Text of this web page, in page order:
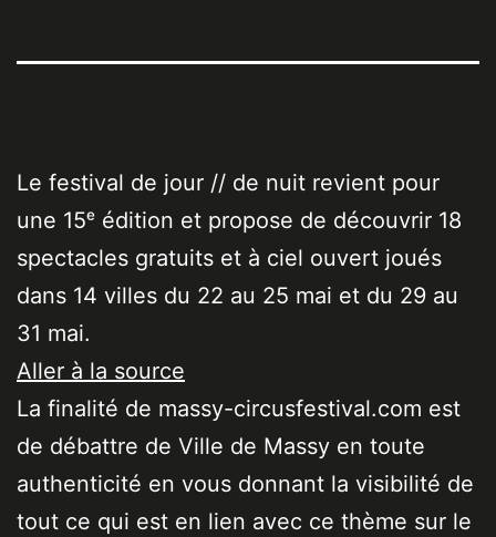
Le festival de jour // de nuit revient pour
une 15ᵉ édition et propose de découvrir 18
spectacles gratuits et à ciel ouvert joués
dans 14 villes du 22 au 25 mai et du 29 au
31 mai.
Aller à la source
La finalité de massy-circusfestival.com est
de débattre de Ville de Massy en toute
authenticité en vous donnant la visibilité de
tout ce qui est en lien avec ce thème sur le